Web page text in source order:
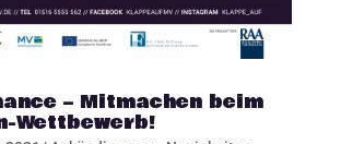
– Mitmachen beim
Wettbewerb!